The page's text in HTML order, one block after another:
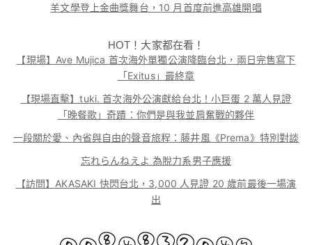
羊文學登上金曲獎舞台，10 月首度前進高雄開唱
HOT！大家都在看！
【現場】Ave Mujica 首次海外單獨公演降臨台北，兩日完售寫下
「Exitus」最終章
【現場直擊】tuki. 首次海外公演獻給台北！小巨蛋 2 萬人見證
「晚餐歌」奇蹟：你們是與我並肩奮戰的夥伴
一段關於愛、內省與自由的聲音旅程：藤井風《Prema》特別對談
忘れらんねえよ 為脫力系男子應援
【訪問】AKASAKI 快閃台北，3,000 人見證 20 歲前最後一場演
出